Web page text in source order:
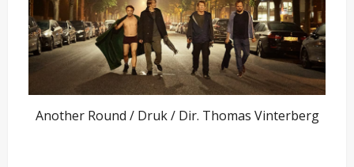
Another Round / Druk / Dir. Thomas Vinterberg